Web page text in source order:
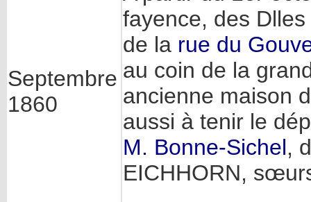
Septembre
1860
fayence, des
de la rue du
au coin de la
ancienne maison
aussi à tenir le
M. Bonne-Sichel,
EICHHORN,